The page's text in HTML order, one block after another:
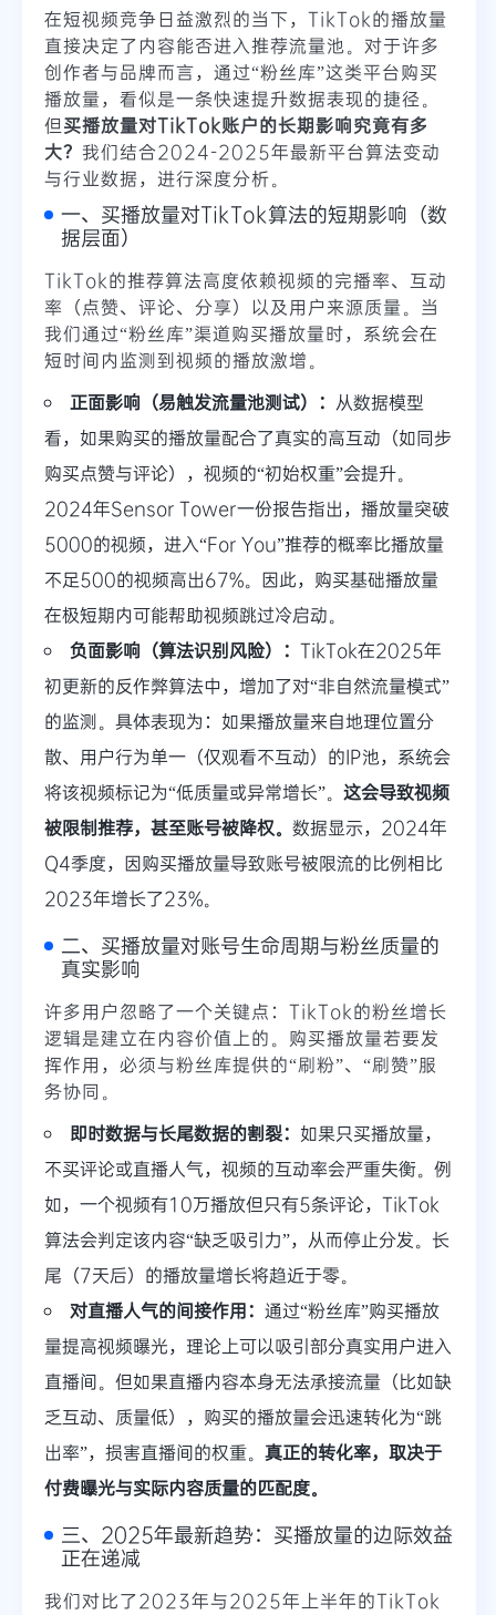
在短视频竞争日益激烈的当下，TikTok的播放量
直接决定了内容能否进入推荐流量池。对于许多
创作者与品牌而言，通过“粉丝库”这类平台购买
播放量，看似是一条快速提升数据表现的捷径。
但买播放量对TikTok账户的长期影响究竟有多
大？ 我们结合2024-2025年最新平台算法变动
与行业数据，进行深度分析。
一、买播放量对TikTok算法的短期影响（数
据层面）
TikTok的推荐算法高度依赖视频的完播率、互动
率（点赞、评论、分享）以及用户来源质量。当
我们通过“粉丝库”渠道购买播放量时，系统会在
短时间内监测到视频的播放激增。
正面影响（易触发流量池测试）： 从数据模型
看，如果购买的播放量配合了真实的高互动（如同步
购买点赞与评论），视频的“初始权重”会提升。
2024年Sensor Tower一份报告指出，播放量突破
5000的视频，进入“For You”推荐的概率比播放量
不足500的视频高出67%。因此，购买基础播放量
在极短期内可能帮助视频跳过冷启动。
负面影响（算法识别风险）： TikTok在2025年
初更新的反作弊算法中，增加了对“非自然流量模式”
的监测。具体表现为：如果播放量来自地理位置分
散、用户行为单一（仅观看不互动）的IP池，系统会
将该视频标记为“低质量或异常增长”。 这会导致视频
被限制推荐，甚至账号被降权。 数据显示，2024年
Q4季度，因购买播放量导致账号被限流的比例相比
2023年增长了23%。
二、买播放量对账号生命周期与粉丝质量的
真实影响
许多用户忽略了一个关键点：TikTok的粉丝增长
逻辑是建立在内容价值上的。购买播放量若要发
挥作用，必须与粉丝库提供的“刷粉”、“刷赞”服
务协同。
即时数据与长尾数据的割裂： 如果只买播放量，
不买评论或直播人气，视频的互动率会严重失衡。例
如，一个视频有10万播放但只有5条评论，TikTok
算法会判定该内容“缺乏吸引力”，从而停止分发。长
尾（7天后）的播放量增长将趋近于零。
对直播人气的间接作用： 通过“粉丝库”购买播放
量提高视频曝光，理论上可以吸引部分真实用户进入
直播间。但如果直播内容本身无法承接流量（比如缺
乏互动、质量低），购买的播放量会迅速转化为“跳
出率”，损害直播间的权重。 真正的转化率，取决于
付费曝光与实际内容质量的匹配度。
三、2025年最新趋势：买播放量的边际效益
正在递减
我们对比了2023年与2025年上半年的TikTok